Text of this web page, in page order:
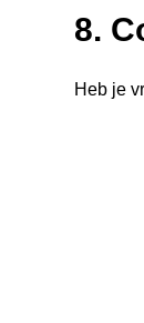
8.
Heb je